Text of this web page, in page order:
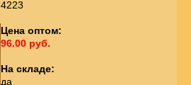
4223
Цена оптом:
96.00 руб.
На складе:
да